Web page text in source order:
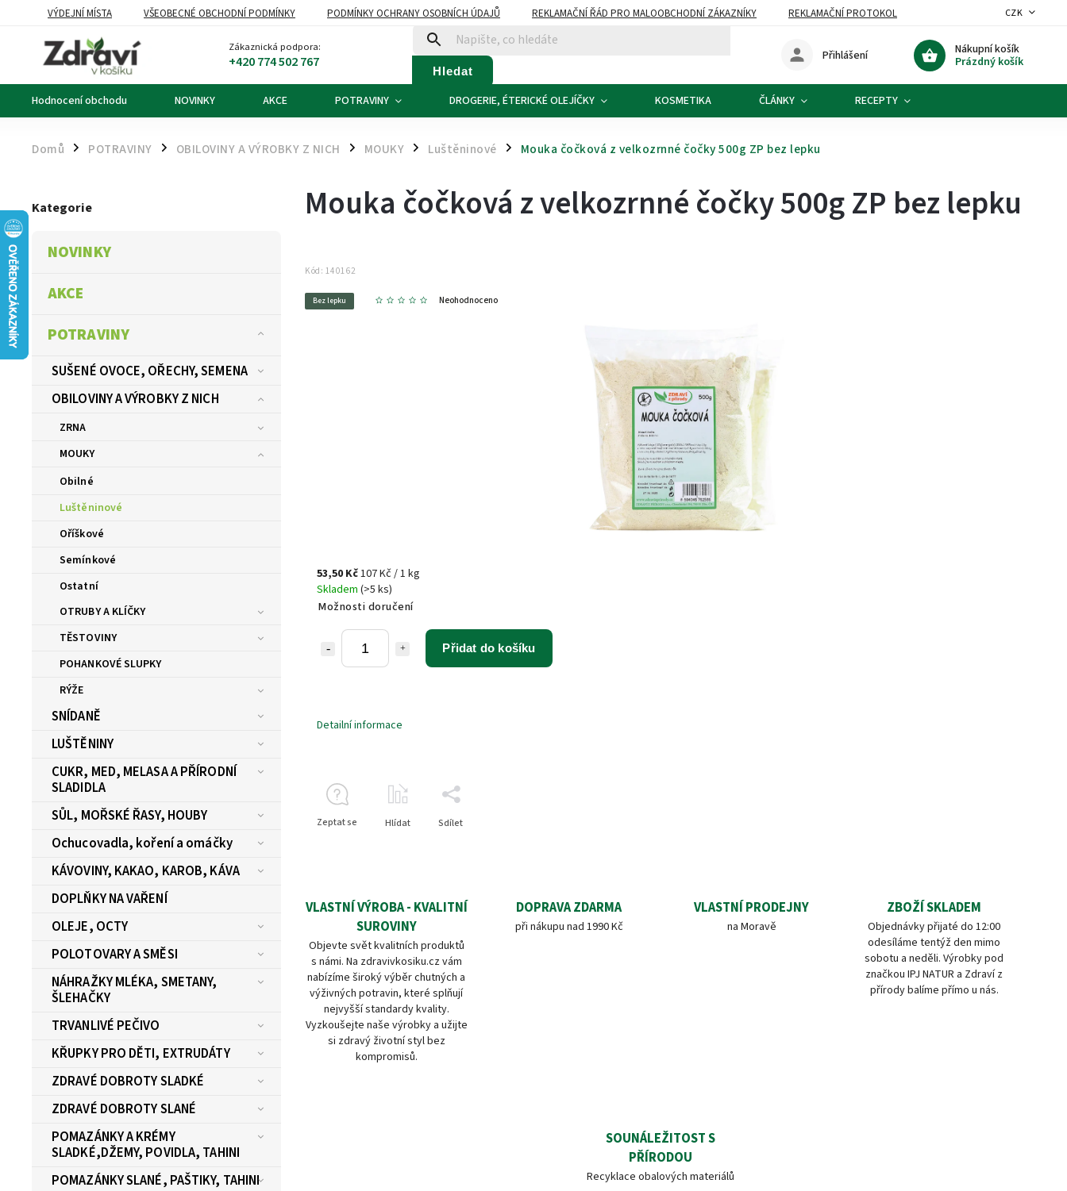
VÝDEJNÍ MÍSTA VŠEOBECNÉ OBCHODNÍ PODMÍNKY PODMÍNKY OCHRANY OSOBNÍCH ÚDAJŮ REKLAMAČNÍ ŘÁD PRO MALOOBCHODNÍ ZÁKAZNÍKY
REKLAMAČNÍ PROTOKOL
OZNÁMENÍ O ODSTOUPENÍ OD KUPNÍ SMLOUVY
KONTAKTY
CZK
Zákaznická podpora:
+420 774 502 767 Hledat
Nákupní košík
Prázdný košík
Přihlášení
Hodnocení obchodu NOVINKY AKCE POTRAVINY DROGERIE, ÉTERICKÉ OLEJÍČKY KOSMETIKA ČLÁNKY RECEPTY
Domů / POTRAVINY / OBILOVINY A VÝROBKY Z NICH / MOUKY / Luštěninové / Mouka čočková z velkozrnné čočky 500g ZP bez lepku
Kategorie
NOVINKY
AKCE
POTRAVINY
SUŠENÉ OVOCE, OŘECHY, SEMENA
OBILOVINY A VÝROBKY Z NICH
ZRNA
MOUKY
Obilné
Luštěninové
Oříškové
Semínkové
Ostatní
OTRUBY A KLÍČKY
TĚSTOVINY
POHANKOVÉ SLUPKY
RÝŽE
SNÍDANĚ
LUŠTĚNINY
CUKR, MED, MELASA A PŘÍRODNÍ
SLADIDLA
SŮL, MOŘSKÉ ŘASY, HOUBY
Ochucovadla, koření a omáčky
KÁVOVINY, KAKAO, KAROB, KÁVA
DOPLŇKY NA VAŘENÍ
OLEJE, OCTY
POLOTOVARY A SMĚSI
NÁHRAŽKY MLÉKA, SMETANY,
ŠLEHAČKY
TRVANLIVÉ PEČIVO
KŘUPKY PRO DĚTI, EXTRUDÁTY
ZDRAVÉ DOBROTY SLADKÉ
ZDRAVÉ DOBROTY SLANÉ
POMAZÁNKY A KRÉMY
SLADKÉ,DŽEMY, POVIDLA, TAHINI
POMAZÁNKY SLANÉ, PAŠTIKY, TAHINI
Mouka čočková z velkozrnné čočky 500g ZP bez lepku
Kód: 140162
Bez lepku Neohodnoceno
53,50 Kč107 Kč / 1 kg
Skladem (>5 ks)
Možnosti doručení
Přidat do košíku
Detailní informace
Zeptat se Hlídat Sdílet
VLASTNÍ VÝROBA - KVALITNÍ
SUROVINY
Objevte svět kvalitních produktů
s námi. Na zdravivkosiku.cz vám
nabízíme široký výběr chutných a
výživných potravin, které splňují
nejvyšší standardy kvality.
Vyzkoušejte naše výrobky a užijte
si zdravý životní styl bez
kompromisů.
DOPRAVA ZDARMA
při nákupu nad 1990 Kč
VLASTNÍ PRODEJNY
na Moravě
ZBOŽÍ SKLADEM
Objednávky přijaté do 12:00
odesíláme tentýž den mimo
sobotu a neděli. Výrobky pod
značkou IPJ NATUR a Zdraví z
přírody balíme přímo u nás.
SOUNÁLEŽITOST S
PŘÍRODOU
Recyklace obalových materiálů